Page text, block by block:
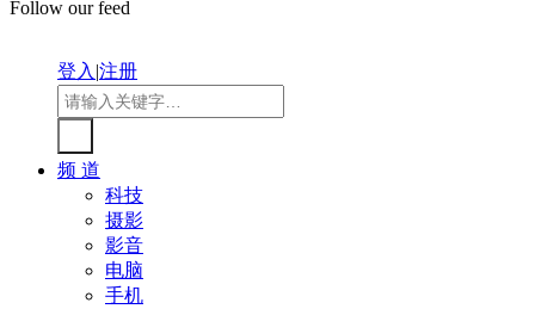
Follow our feed
登入|注册
频 道
科技
摄影
影音
电脑
手机